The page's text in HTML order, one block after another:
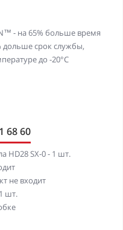
- на 65% больше время
дольше срок службы,
до -20°С
68 60
HD28 SX-0 - 1 шт.
не входит
шт.